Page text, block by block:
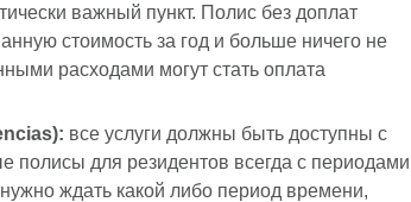
важный пункт. Полис без доплат
стоимость за год и больше ничего не
расходами могут стать оплата
все услуги должны быть доступны с
полисы для резидентов всегда с периодами
ждать какой либо период времени,